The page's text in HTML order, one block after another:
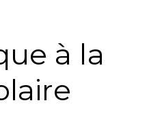
à la